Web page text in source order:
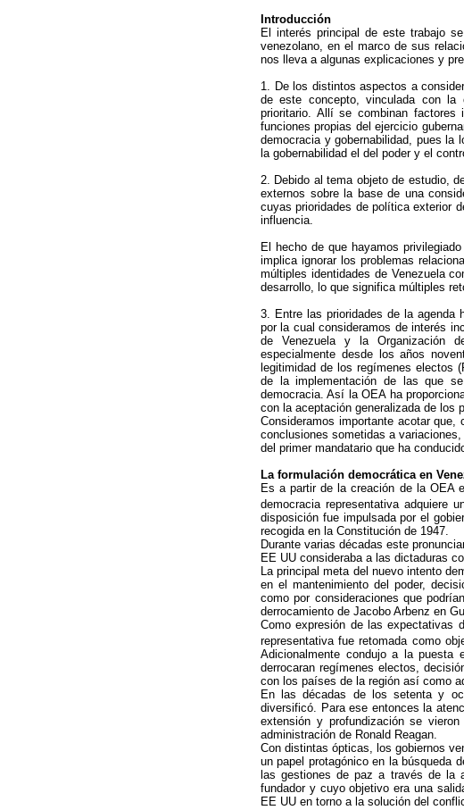
Introducción
El interés principal de este trabajo
venezolano, en el marco de sus
nos lleva a algunas explicaciones y
1. De los distintos aspectos a
de este concepto, vinculada con la
prioritario. Allí se combinan
funciones propias del ejercicio
democracia y gobernabilidad, pues la
la gobernabilidad el del poder y el
2. Debido al tema objeto de estudio,
externos sobre la base de una
cuyas prioridades de política exterior
influencia.
El hecho de que hayamos
implica ignorar los problemas
múltiples identidades de Venezuela
desarrollo, lo que significa múltiples
3. Entre las prioridades de la agenda
por la cual consideramos de interés
de Venezuela y la Organización
especialmente desde los años
legitimidad de los regímenes electos
de la implementación de las que
democracia. Así la OEA ha
con la aceptación generalizada de los
Consideramos importante acotar
conclusiones sometidas a
del primer mandatario que ha
La formulación democrática en
Es a partir de la creación de la OEA
democracia representativa adquiere
disposición fue impulsada por el
recogida en la Constitución de 1947.
Durante varias décadas este
EE UU consideraba a las dictaduras
La principal meta del nuevo intento
en el mantenimiento del poder,
como por consideraciones que
derrocamiento de Jacobo Arbenz en
Como expresión de las expectativas
representativa fue retomada como
Adicionalmente condujo a la puesta
derrocaran regímenes electos,
con los países de la región así como
En las décadas de los setenta y
diversificó. Para ese entonces la
extensión y profundización se
administración de Ronald Reagan.
Con distintas ópticas, los gobiernos
un papel protagónico en la búsqueda
las gestiones de paz a través de la
fundador y cuyo objetivo era una
EE UU en torno a la solución del